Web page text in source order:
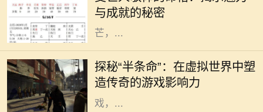
与成就的秘密
乎与生俱来就散发着一种独特的光
芒，...
探秘“半条命”：在虚拟世界中塑
造传奇的游戏影响力
在电子游戏历史上，少数几款作品能
够在玩家心中留下如此深刻的印记，
而《半条命》便是其中之一。这款由
Valve公司开发的第一人称射击游
戏，...